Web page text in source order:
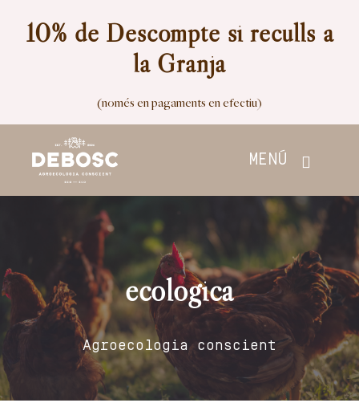
10% de Descompte si reculls a
la Granja
(només en pagaments en efectiu)
MENÚ
Nosaltres
Carret
ecologica
Agroecologia conscient